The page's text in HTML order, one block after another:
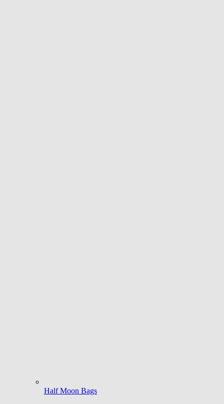
Half Moon Bags